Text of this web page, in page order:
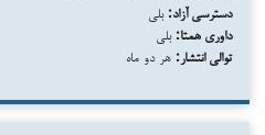
دسترسی آزاد: بلی
داوری همتا: بلی
توالی انتشار: هر دو ماه